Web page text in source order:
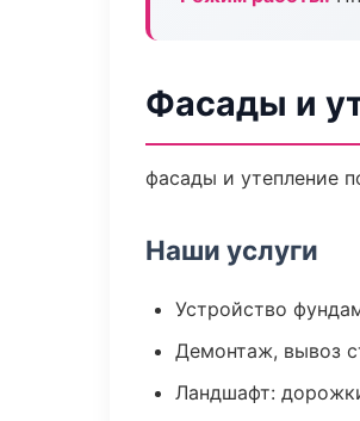
Фасады и
фасады и утепление
Наши услуги
Устройство
Демонтаж, вывоз
Ландшафт: